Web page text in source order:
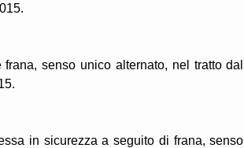
senso unico alternato, nel tratto dal
in sicurezza a seguito di frana, senso